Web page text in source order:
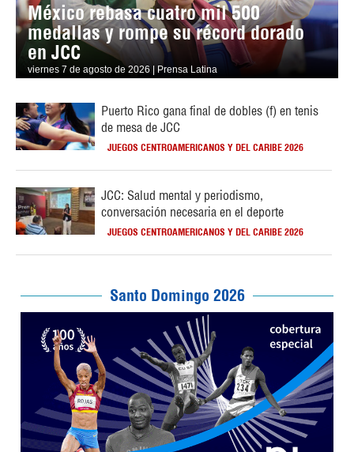
México rebasa cuatro mil 500
medallas y rompe su récord dorado
en JCC
viernes 7 de agosto de 2026 | Prensa Latina
Puerto Rico gana final de dobles (f) en tenis
de mesa de JCC
JUEGOS CENTROAMERICANOS Y DEL CARIBE 2026
JCC: Salud mental y periodismo,
conversación necesaria en el deporte
JUEGOS CENTROAMERICANOS Y DEL CARIBE 2026
Santo Domingo 2026